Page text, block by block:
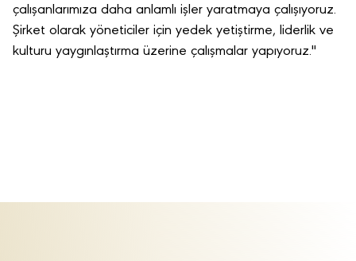
çalışanlarımıza daha anlamlı işler yaratmaya çalışıyoruz.
Şirket olarak yöneticiler için yedek yetiştirme, liderlik ve
kulturu yaygınlaştırma üzerine çalışmalar yapıyoruz."